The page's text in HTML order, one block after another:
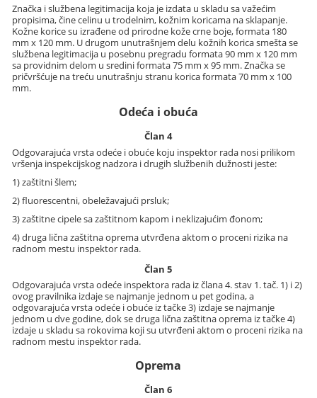
Značka i službena legitimacija koja je izdata u skladu sa važećim
propisima, čine celinu u trodelnim, kožnim koricama na sklapanje.
Kožne korice su izrađene od prirodne kože crne boje, formata 180
mm x 120 mm. U drugom unutrašnjem delu kožnih korica smešta se
službena legitimacija u posebnu pregradu formata 90 mm x 120 mm
sa providnim delom u sredini formata 75 mm x 95 mm. Značka se
pričvršćuje na treću unutrašnju stranu korica formata 70 mm x 100
mm.
Odeća i obuća
Član 4
Odgovarajuća vrsta odeće i obuće koju inspektor rada nosi prilikom
vršenja inspekcijskog nadzora i drugih službenih dužnosti jeste:
1) zaštitni šlem;
2) fluorescentni, obeležavajući prsluk;
3) zaštitne cipele sa zaštitnom kapom i neklizajućim đonom;
4) druga lična zaštitna oprema utvrđena aktom o proceni rizika na
radnom mestu inspektor rada.
Član 5
Odgovarajuća vrsta odeće inspektora rada iz člana 4. stav 1. tač. 1) i 2)
ovog pravilnika izdaje se najmanje jednom u pet godina, a
odgovarajuća vrsta odeće i obuće iz tačke 3) izdaje se najmanje
jednom u dve godine, dok se druga lična zaštitna oprema iz tačke 4)
izdaje u skladu sa rokovima koji su utvrđeni aktom o proceni rizika na
radnom mestu inspektor rada.
Oprema
Član 6